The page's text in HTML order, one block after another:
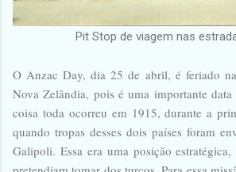
Pit Stop de viagem nas
O Anzac Day, dia 25 de abril, é feriado
Nova Zelândia, pois é uma importante
coisa toda ocorreu em 1915, durante a
quando tropas desses dois países foram
Galipoli. Essa era uma posição